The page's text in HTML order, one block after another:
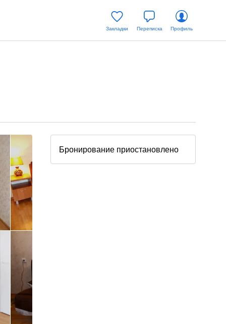
Закладки Переписка Профиль
Бронирование приостановлено